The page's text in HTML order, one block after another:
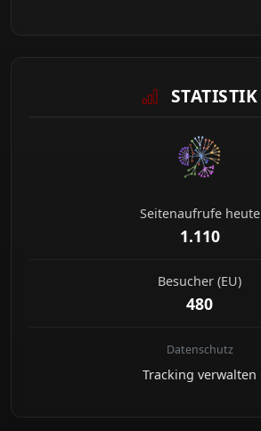
STATISTIK
Seitenaufrufe heute
1.110
Besucher (EU)
480
Datenschutz
Tracking verwalten